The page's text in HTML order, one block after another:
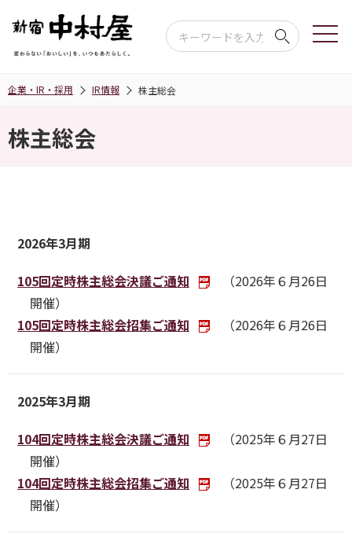
企業・IR・採用 IR情報 株主総会
株主総会
2026年3月期
105回定時株主総会決議ご通知
（2026年６月26日
開催）
105回定時株主総会招集ご通知
（2026年６月26日
開催）
2025年3月期
104回定時株主総会決議ご通知
（2025年６月27日
開催）
104回定時株主総会招集ご通知
（2025年６月27日
開催）